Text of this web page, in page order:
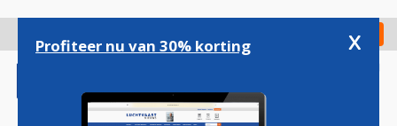
gaan
Check in
Profiteer nu van 30% korting x